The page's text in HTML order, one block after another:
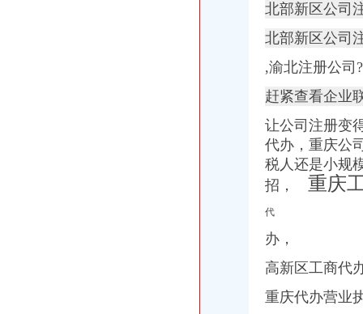
北部新区公司
北部新区公司
,渝北注册公司
赶紧查看企业
让公司注册变
代办，重庆公
税人还是小规
招，
重庆
代
办，
高新区工商代
重庆代办营业